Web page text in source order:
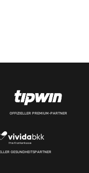
OFFIZIELLER PREMIUM-PARTNER
GESUNDHEITSPARTNER